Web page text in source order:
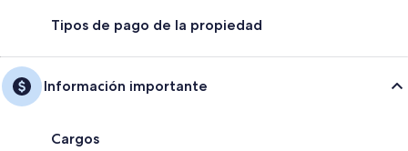
Tipos de pago de la propiedad
Información importante
Cargos